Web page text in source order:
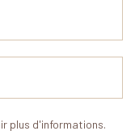
plus d'informations.